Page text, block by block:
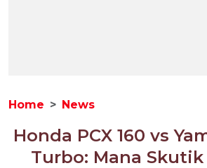
Home News
Honda PCX 160 vs
Turbo: Mana